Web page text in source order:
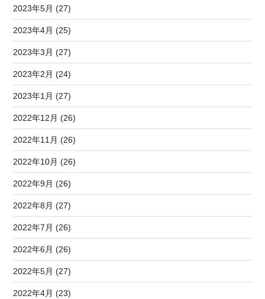
2023年5月 (27)
2023年4月 (25)
2023年3月 (27)
2023年2月 (24)
2023年1月 (27)
2022年12月 (26)
2022年11月 (26)
2022年10月 (26)
2022年9月 (26)
2022年8月 (27)
2022年7月 (26)
2022年6月 (26)
2022年5月 (27)
2022年4月 (23)